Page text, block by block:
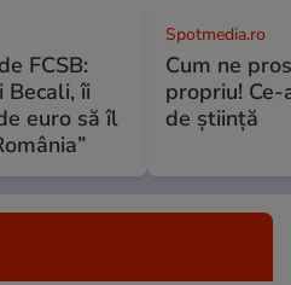
FCSB:
Becali, îi
euro să îl
Spotmedia.ro
Cum ne
propriu!
de știință